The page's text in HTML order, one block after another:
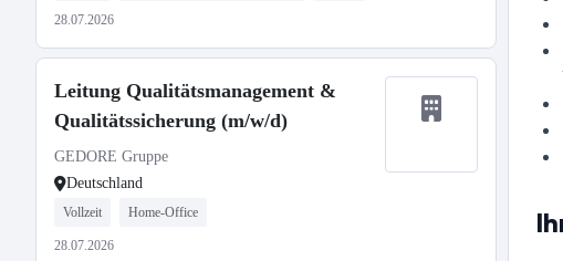
28.07.2026
Leitung Qualitätsmanagement &
Qualitätssicherung (m/w/d)
GEDORE Gruppe
Deutschland
Vollzeit Home-Office
28.07.2026